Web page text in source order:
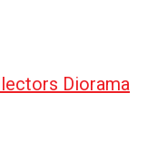
Diorama